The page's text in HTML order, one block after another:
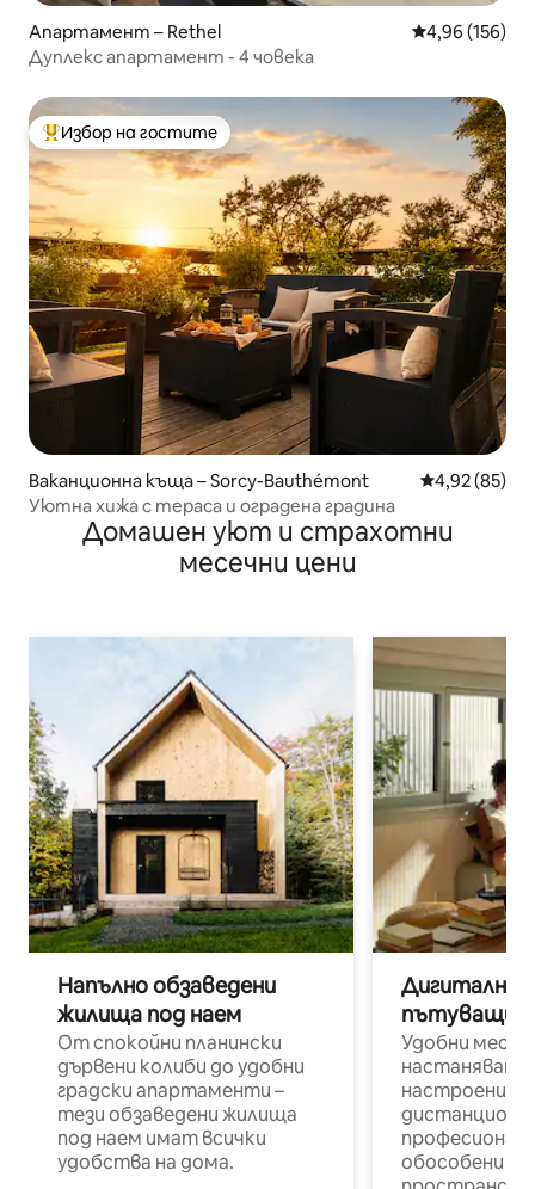
Апартамент – Rethel Средна
4,96 (156)
Дуплекс апартамент - 4 човека
Най-популярен избор на гостите
Избор на гостите
Ваканционна къща – Sorcy-Bauthémont Средна
4,92 (85)
Уютна хижа с тераса и оградена градина
Домашен уют и страхотни
месечни цени
Напълно обзаведени
жилища под наем
От спокойни планински
дървени колиби до удобни
градски апартаменти –
тези обзаведени жилища
под наем имат всички
удобства на дома.
Дигитални
пътуващи
Удобни
настаняване
настроени и
обособени